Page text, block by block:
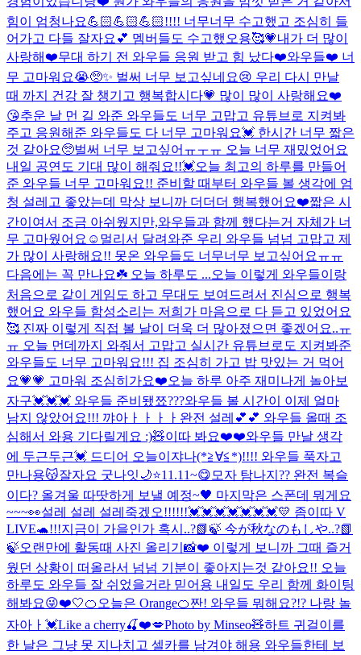
힘이 엄청나요💪🏻💪🏻💪🏻!!!! 너무너무 수고했고 조심히 들
어가고 다들 잘자요💕 멤버들도 수고했오용🥰💗내가 더 많이
사랑해❤️무대 하기 전 와우들 응원 받고 힘 났다❤️와우들❤️ 너
무 고마워요😭🥺✨ 벌써 너무 보고싶네요😢 우리 다시 만날
때 까지 건강 잘 챙기고 행복합시다💗 많이 많이 사랑해요❤️
😘추운 날 먼 길 와준 와우들도 너무 고맙고 유튜브로 지켜봐
주고 응원해준 와우들도 다 너무 고마워요💓 한시간 너무 짧은
것 같아요🥺벌써 너무 보고싶어ㅠㅜㅠ 오늘 너무 재밌었어요
내일 공연도 기대 많이 해줘요!!💓오늘 최고의 하루를 만들어
준 와우들 너무 고마워요!! 준비할 때부터 와우들 볼 생각에 엄
청 설레고 좋았는데 막상 보니까 더더더 행복했어요❤️짧은 시
간이여서 조금 아쉬웠지만,와우들과 함께 했다는거 자체가 너
무 고마웠어요☺️멀리서 달려와준 우리 와우들 넘넘 고맙고 제
가 많이 사랑해요!! 못온 와우들도 너무너무 보고싶어요ㅠㅠ
다음에는 꼭 만나요☘️ 오늘 하루도 ...오늘 이렇게 와우들이랑
처음으로 같이 게임도 하고 무대도 보여드려서 진심으로 행복
했어요 와우들 함성소리는 저희가 마음으로 다 듣고 있었어요
🥰 진짜 이렇게 직접 볼 날이 더욱 더 많아졌으면 좋겠어요..ㅠ
ㅠ 오늘 먼데까지 와줘서 고맙고 실시간 유튜브로도 지켜봐준
와우들도 너무 고마워요!!! 집 조심히 가고 밥 맛있는 거 먹어
요💗💗 고마워 조심히가요❤️오늘 하루 아주 재미나게 놀아보
자구💓💓💓 와우들 준비됐쬬???와우들 볼 시간이 이제 얼마
남지 않았어요!!! 꺄아ㅏㅏㅏㅏ완전 설레💕💕 와우들 올때 조
심해서 와용 기다릴게요 :)🧸이따 봐요❤️❤️와우들 만날 생각
에 두근두근💓 드디어 오늘이쟈나(*≧∀≦*)!!!! 와우들 푹자고
만나용😽잘자요 굿나잇🌙⭐️11.11~😋 모자 탐나지?? 완전 복슬
이다? 올겨울 따땃하게 보낼 예정~🖤 마지막은 스폰데 뭐게요
~~~👀설레 설레 설레죽겠오!!!!!!💓💓💓💓💓💓💓💛 좀이따 V
LIVE🐢!!!지금이 가을인가 혹시..?📗🍃 今が秋なのもしや..?📗
🍃오랜만에 활동때 사진 올리기📸❤️ 이렇게 보니까 그때 즐거
웠던 상황이 떠올라서 넘넘 기분이 좋아지는것 같아요!! 오늘
하루도 와우들 잘 쉬었을거라 믿어용 내일도 우리 함께 화이팅
해봐요😜❤️🤍🍊오늘은 Orange🍊짠! 와우들 뭐해요?!? 나랑 놀
자아ㅏ💓Like a cherry🍒❤️💋Photo by Minseo🧸하트 귀걸이를
한 날은 그냥 못 지나치고 셀카를 남겨야 해용 와우들한테 보